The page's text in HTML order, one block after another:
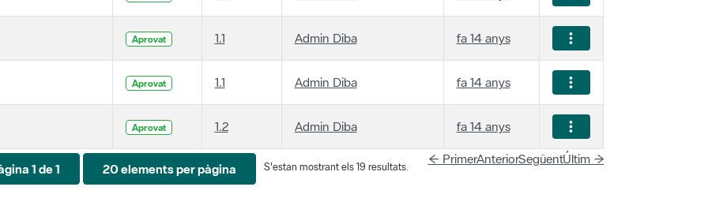
1.1 Admin Diba fa 14 anys
Aprovat 1.1 Admin Diba fa 14 anys
1.2 Admin Diba fa 14 anys
1 de 1 20 elements per pàgina S'estan mostrant els 19 resultats.
SegüentÚltim →